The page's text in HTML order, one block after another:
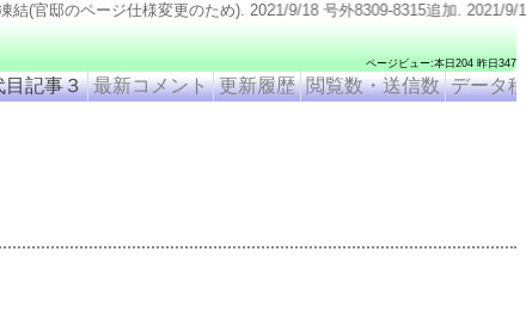
ページビュー:本日204 昨日347
目記事３ 最新コメント 更新履歴 閲覧数・送信数 データ
更のため). 2021/9/18 号外8309-8315追加. 2021/9/11 号外8316追加.